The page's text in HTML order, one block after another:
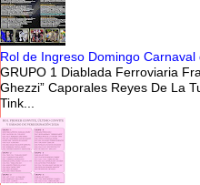
Rol de Ingreso Domingo Carnaval
GRUPO 1 Diablada Ferroviaria
Ghezzi” Caporales Reyes
Tink...